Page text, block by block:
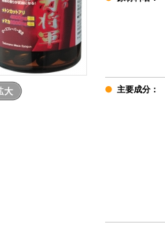
主要成分：